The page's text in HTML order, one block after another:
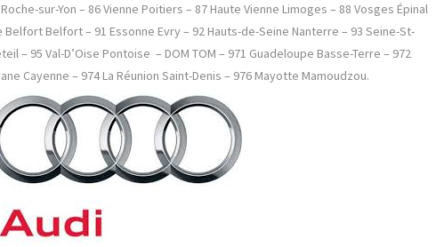
sur-Yon – 86 Vienne Poitiers – 87 Haute Vienne Limoges – 88 Vosges Épinal
Belfort – 91 Essonne Evry – 92 Hauts-de-Seine Nanterre – 93 Seine-St-
– 95 Val-D’Oise Pontoise – DOM TOM – 971 Guadeloupe Basse-Terre – 972
Cayenne – 974 La Réunion Saint-Denis – 976 Mayotte Mamoudzou.